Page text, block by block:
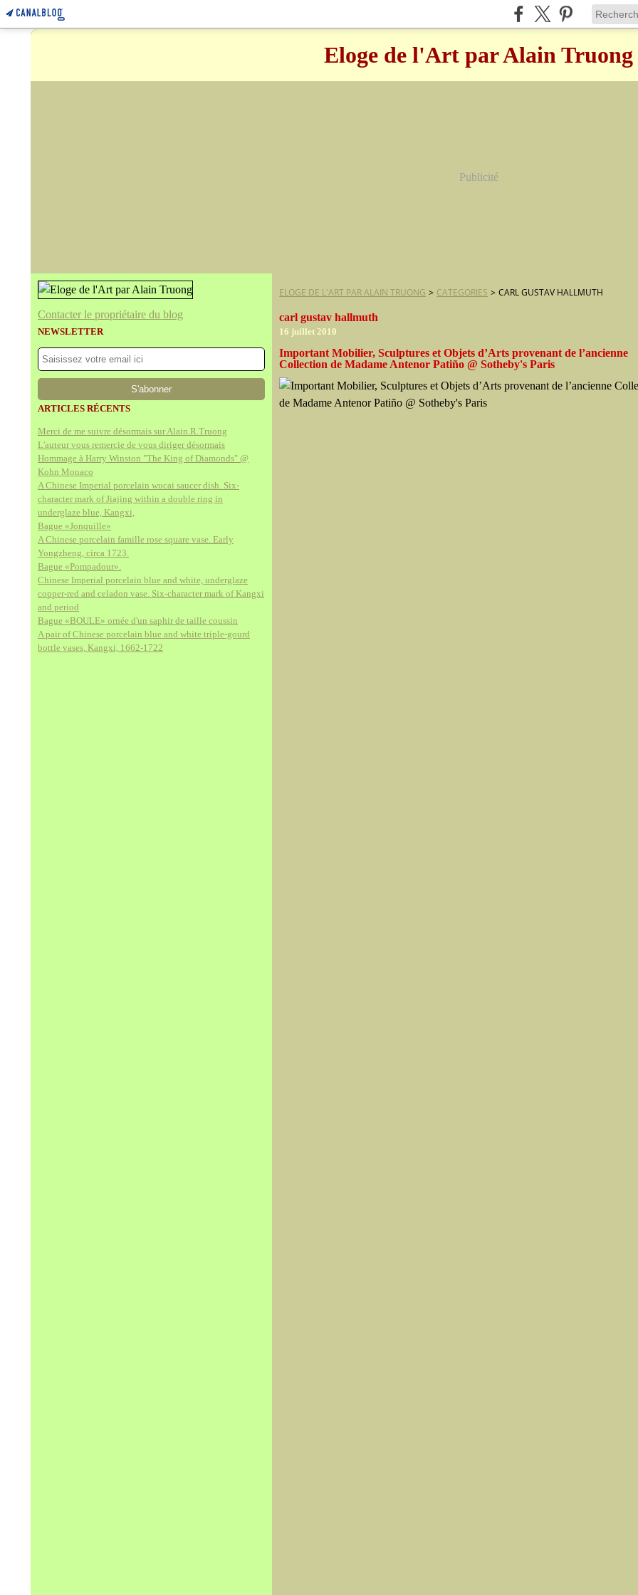
Eloge de l'Art par Alain Truong
Publicité
Contacter le propriétaire du blog
NEWSLETTER
ARTICLES RÉCENTS
Merci de me suivre désormais sur Alain.R.Truong
L'auteur vous remercie de vous diriger désormais
Hommage à Harry Winston "The King of Diamonds" @
Kohn Monaco
A Chinese Imperial porcelain wucai saucer dish. Six-
character mark of Jiajing within a double ring in
underglaze blue, Kangxi,
Bague «Jonquille»
A Chinese porcelain famille rose square vase. Early
Yongzheng, circa 1723.
Bague «Pompadour».
Chinese Imperial porcelain blue and white, underglaze
copper-red and celadon vase. Six-character mark of Kangxi
and period
Bague «BOULE» ornée d'un saphir de taille coussin
A pair of Chinese porcelain blue and white triple-gourd
bottle vases, Kangxi, 1662-1722
ELOGE DE L'ART PAR ALAIN TRUONG > CATEGORIES > CARL GUSTAV HALLMUTH
carl gustav hallmuth
16 juillet 2010
Important Mobilier, Sculptures et Objets d’Arts provenant de l’ancienne
Collection de Madame Antenor Patiño @ Sotheby's Paris